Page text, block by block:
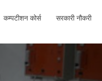
कम्पटीशन कोर्स सरकारी नौकरी